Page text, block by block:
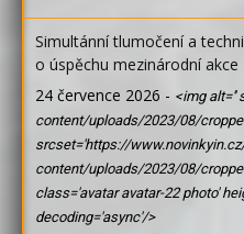
Simultánní tlumočení a
o úspěchu mezinárodní akce
24 července 2026 - <img alt=''
content/uploads/2023/08/
srcset='https://
content/uploads/2023/08/
class='avatar avatar-22 photo'
decoding='async'/>